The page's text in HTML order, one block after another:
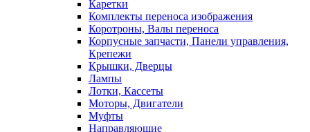
Каретки
Комплекты переноса изображения
Коротроны, Валы переноса
Корпусные запчасти, Панели управления,
Крепежи
Крышки, Дверцы
Лампы
Лотки, Кассеты
Моторы, Двигатели
Муфты
Направляющие